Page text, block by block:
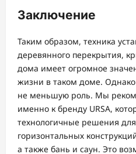
Заключение
Таким образом, техника
деревянного перекрытия,
дома имеет огромное
жизни в таком доме.
не меньшую роль. Мы
именно к бренду URSA,
технологичные решения
горизонтальных
а также бань и саун. Это